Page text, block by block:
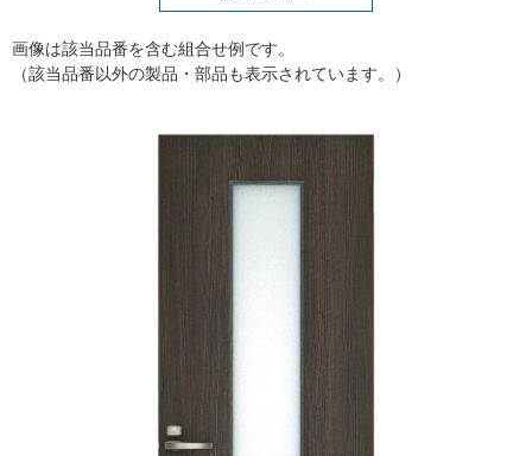
画像は該当品番を含む組合せ例です。
（該当品番以外の製品・部品も表示されています。）